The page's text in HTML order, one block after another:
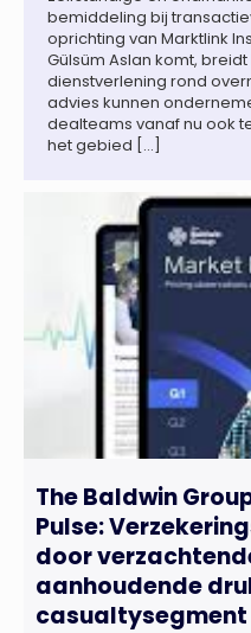
bemiddeling bij
oprichting van Marktlink
Gülsüm Aslan komt,
dienstverlening rond
advies kunnen
dealteams vanaf nu ook
het gebied […]
The Baldwin
Pulse:
door
aanhoudende
casualtysegment